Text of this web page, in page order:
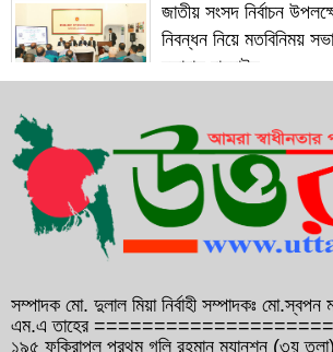
জাতীয় সংসদ নির্বাচন
নিবন্ধন নিয়ে মতবিনিময়
দূতাবাস বাহরাইন
কামনায় বাহরাইনে দোয়া
১২ বছরের সফল যাত্রা শেষে
করেছেন ফেনী ইউনিভার্সিটি
আউয়াল মিন্টুর গাড়ি বহরে
সম্পাদক মো. দুলাল মিয়া নির্বাহী সম্পাদকঃ মো.স্বপন
এম.এ তাহের
১৯৫ ফকিরাপুল প্রথম গলি রহমান ম্যানশন (৩য়